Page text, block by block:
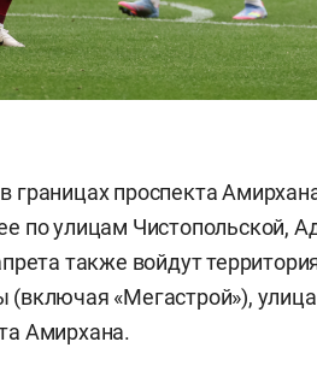
границах проспекта
по улицам Чистопольской,
также войдут
(включая «Мегастрой»),
Амирхана.